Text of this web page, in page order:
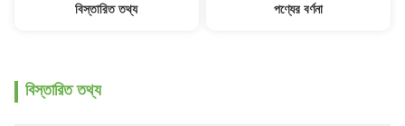
বিস্তারিত তথ্য পণ্যের বর্ণনা
বিস্তারিত তথ্য